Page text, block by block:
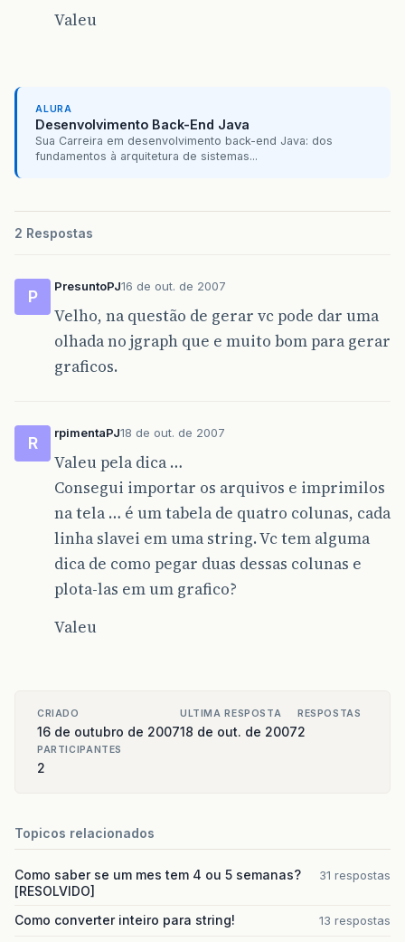
Valeu
ALURA
Desenvolvimento Back-End Java
Sua Carreira em desenvolvimento back-end Java: dos
fundamentos à arquitetura de sistemas...
2 Respostas
P
PresuntoPJ16 de out. de 2007
Velho, na questão de gerar vc pode dar uma
olhada no jgraph que e muito bom para gerar
graficos.
R
rpimentaPJ18 de out. de 2007
Valeu pela dica …
Consegui importar os arquivos e imprimilos
na tela … é um tabela de quatro colunas, cada
linha slavei em uma string. Vc tem alguma
dica de como pegar duas dessas colunas e
plota-las em um grafico?
Valeu
CRIADO
16 de outubro de 2007
ULTIMA RESPOSTA
18 de out. de 2007
RESPOSTAS
2
PARTICIPANTES
2
Topicos relacionados
Como saber se um mes tem 4 ou 5 semanas?
[RESOLVIDO]
31 respostas
Como converter inteiro para string! 13 respostas